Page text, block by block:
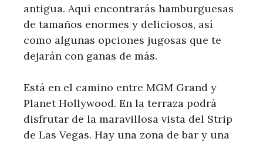
antigua. Aquí encontrarás hamburguesas
de tamaños enormes y deliciosos, así
como algunas opciones jugosas que te
dejarán con ganas de más.
Está en el camino entre MGM Grand y
Planet Hollywood. En la terraza podrá
disfrutar de la maravillosa vista del Strip
de Las Vegas. Hay una zona de bar y una